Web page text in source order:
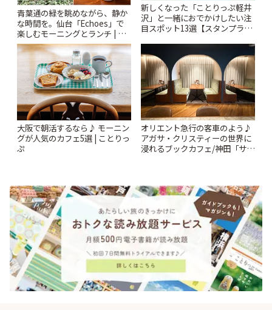
青葉通の緑を眺めながら、静か
な時間を。仙台「Echoes」で
楽しむモーニングとランチ | こ
とりっぷ
新しくなった「ことりっぷ軽井
沢」と一緒におでかけしたい注
目スポット13選【スタンプラリ
大阪で朝活するなら♪ モーニン
グが人気のカフェ5選 | ことりっ
ぷ
オリエント急行の客車のよう♪
アガサ・クリスティーの世界に
浸れるブックカフェ/神田「サロ